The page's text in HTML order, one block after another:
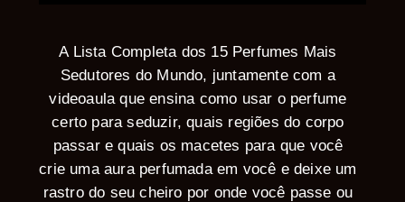
A Lista Completa dos 15 Perfumes Mais
Sedutores do Mundo, juntamente com a
videoaula que ensina como usar o perfume
certo para seduzir, quais regiões do corpo
passar e quais os macetes para que você
crie uma aura perfumada em você e deixe um
rastro do seu cheiro por onde você passe ou